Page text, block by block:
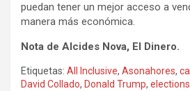
puedan tener un mejor acceso a
manera más económica.
Nota de Alcides Nova, El Dinero.
Etiquetas: All Inclusive, Asonahores,
David Collado, Donald Trump, elections